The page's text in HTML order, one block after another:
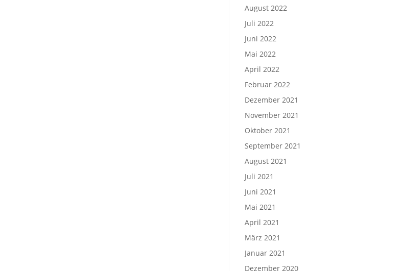
August 2022
Juli 2022
Juni 2022
Mai 2022
April 2022
Februar 2022
Dezember 2021
November 2021
Oktober 2021
September 2021
August 2021
Juli 2021
Juni 2021
Mai 2021
April 2021
März 2021
Januar 2021
Dezember 2020